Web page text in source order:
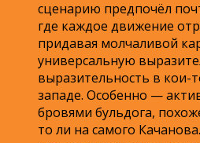
сценарию предпочёл
где каждое движение
придавая молчаливой
универсальную
выразительность в кои-
западе. Особенно —
бровями бульдога,
то ли на самого